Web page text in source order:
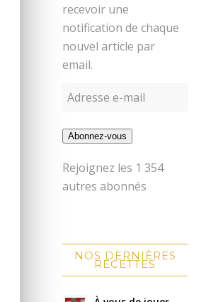
recevoir une
notification de chaque
nouvel article par
email.
Abonnez-vous
Rejoignez les 1 354
autres abonnés
NOS DERNIÈRES
RECETTES